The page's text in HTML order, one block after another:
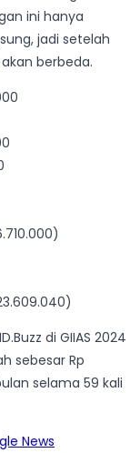
ini hanya
jadi setelah
berbeda.
di GIIAS 2024
sebesar Rp
selama 59 kali
News